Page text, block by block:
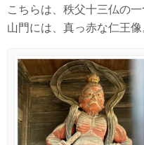
こちらは、秩父十三仏の一
山門には、真っ赤な仁王像